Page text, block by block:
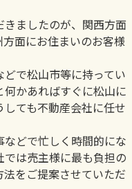
ましたのが、関西方面
面にお住まいのお客様
で松山市等に持ってい
かあればすぐに松山に
ても不動産会社に任せ
どで忙しく時間的にな
は売主様に最も負担の
をご提案させていただ